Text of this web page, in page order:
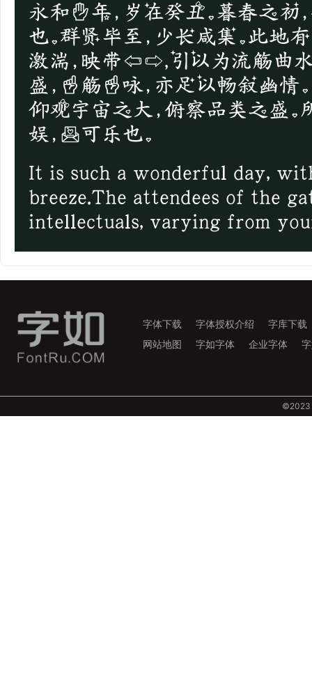
永和九年，岁在癸丑。暮春之初
也。群贤毕至，少长咸集。此地
激湍，映带左右,引以为流觞曲
盛，一觞一咏，亦足以畅叙幽情
仰观宇宙之大，俯察品类之盛
娱，信可乐也。
It is such a wonderful day,
breeze.The attendees of the
intellectuals, varying from
字体下载 字体授权介绍
字库下载
网站地图
字如字体 企业字体
©️2023